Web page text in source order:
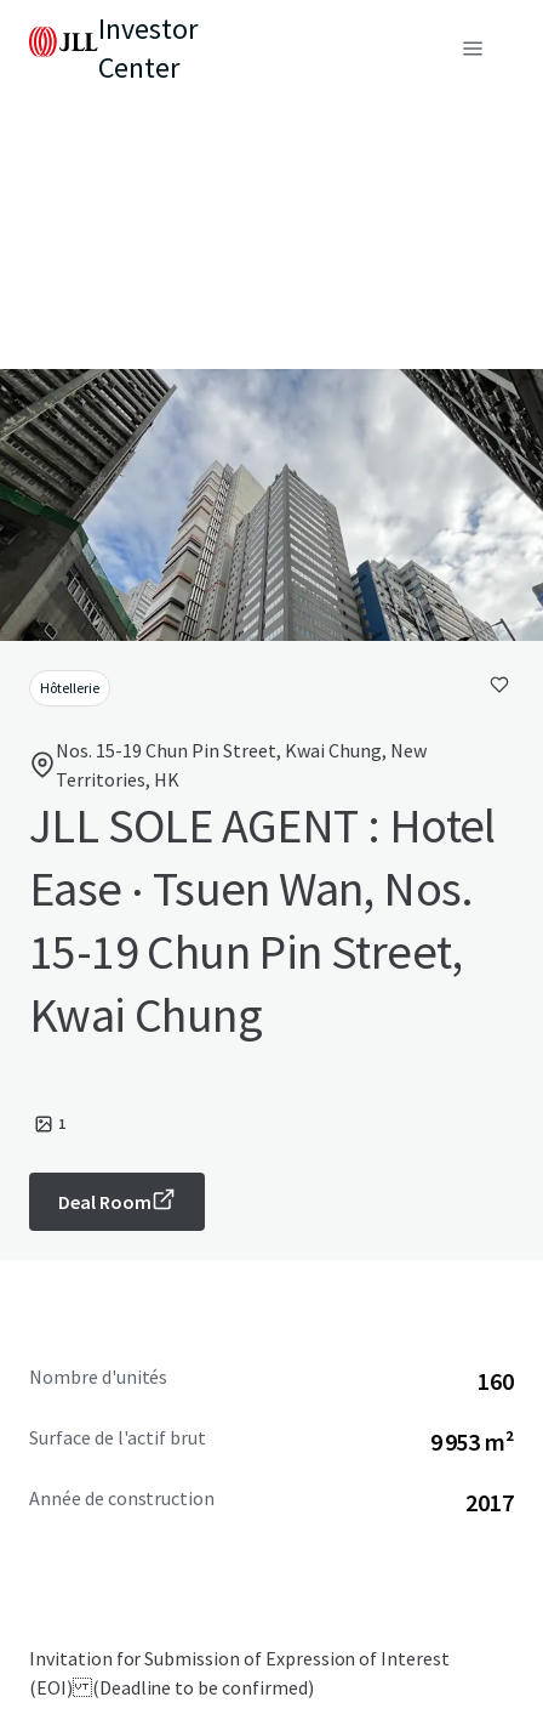
Investor
Center
Hôtellerie
Nos. 15-19 Chun Pin Street, Kwai Chung, New
Territories, HK
JLL SOLE AGENT : Hotel
Ease ‧ Tsuen Wan, Nos.
15-19 Chun Pin Street,
Kwai Chung
1
Deal Room
Nombre d'unités 160
Surface de l'actif brut 9 953 m²
Année de construction 2017
Invitation for Submission of Expression of Interest
(EOI) (Deadline to be confirmed)